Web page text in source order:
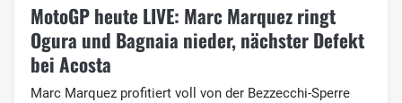
MotoGP heute LIVE: Marc Marquez ringt
Ogura und Bagnaia nieder, nächster Defekt
bei Acosta
Marc Marquez profitiert voll von der Bezzecchi-Sperre